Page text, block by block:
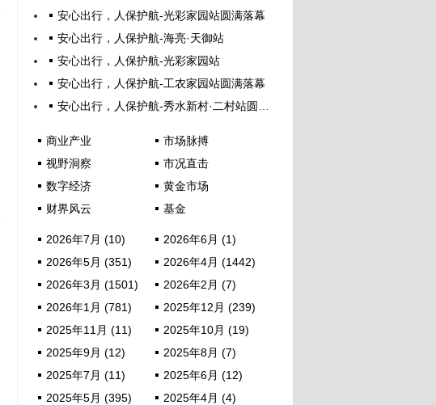
安心出行，人保护航-光彩家园站圆满落幕
安心出行，人保护航-海亮·天御站
安心出行，人保护航-光彩家园站
安心出行，人保护航-工农家园站圆满落幕
安心出行，人保护航-秀水新村·二村站圆满落幕
商业产业
市场脉搏
视野洞察
市况直击
数字经济
黄金市场
财界风云
基金
2026年7月 (10)
2026年6月 (1)
2026年5月 (351)
2026年4月 (1442)
2026年3月 (1501)
2026年2月 (7)
2026年1月 (781)
2025年12月 (239)
2025年11月 (11)
2025年10月 (19)
2025年9月 (12)
2025年8月 (7)
2025年7月 (11)
2025年6月 (12)
2025年5月 (395)
2025年4月 (4)